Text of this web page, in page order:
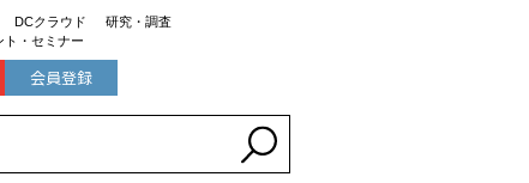
DCクラウド
研究・調査
ト・セミナー
会員登録